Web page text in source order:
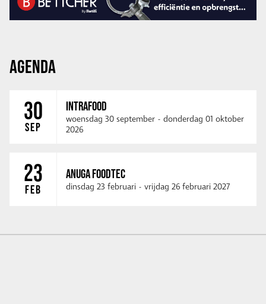
AGENDA
30
SEP
INTRAFOOD
woensdag 30 september - donderdag 01 oktober
2026
23
FEB
ANUGA FOODTEC
dinsdag 23 februari - vrijdag 26 februari 2027